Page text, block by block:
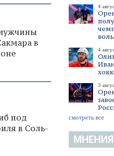
4
4
3
смотреть все
МНЕНИЯ
в
под
в Соль-